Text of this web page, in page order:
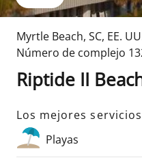
Myrtle Beach, SC, EE.
Número de complejo
Riptide II
Los mejores servicios
Playas